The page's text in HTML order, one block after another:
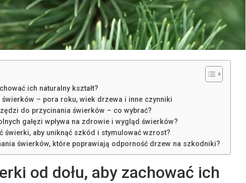
ich naturalny kształt?
świerków – pora roku, wiek drzewa i inne czynniki
do przycinania świerków – co wybrać?
gałęzi wpływa na zdrowie i wygląd świerków?
świerki, aby uniknąć szkód i stymulować wzrost?
świerków, które poprawiają odporność drzew na szkodniki?
od dołu, aby zachować ich